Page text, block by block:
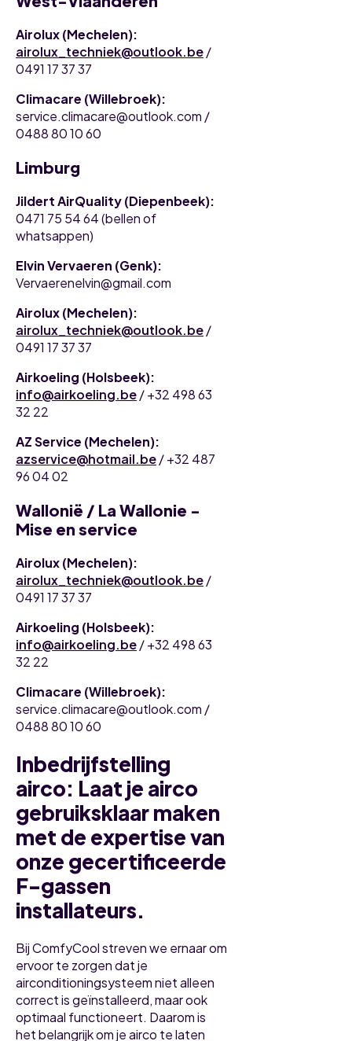
Airolux (Mechelen):
airolux_techniek@outlook.be/
0491 17 37 37
Climacare (Willebroek):
service.climacare@outlook.com /
0488 80 10 60
Limburg
Jildert AirQuality (Diepenbeek):
0471 75 54 64 (bellen of
whatsappen)
Elvin Vervaeren (Genk):
Vervaerenelvin@gmail.com
Airolux (Mechelen):
airolux_techniek@outlook.be/
0491 17 37 37
Airkoeling (Holsbeek):
info@airkoeling.be/ +32 498 63
32 22
AZ Service (Mechelen):
azservice@hotmail.be/ +32 487
96 04 02
Wallonië / La Wallonie -
Mise en service
Airolux (Mechelen):
airolux_techniek@outlook.be/
0491 17 37 37
Airkoeling (Holsbeek):
info@airkoeling.be/ +32 498 63
32 22
Climacare (Willebroek):
service.climacare@outlook.com /
0488 80 10 60
Inbedrijfstelling
airco: Laat je airco
gebruiksklaar maken
met de expertise van
onze gecertificeerde
F-gassen
installateurs.
Bij ComfyCool streven we ernaar om
ervoor te zorgen dat je
airconditioningsysteem niet alleen
correct is geïnstalleerd, maar ook
optimaal functioneert. Daarom is
het belangrijk om je airco te laten